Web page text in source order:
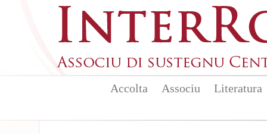
Accolta Associu Literatura